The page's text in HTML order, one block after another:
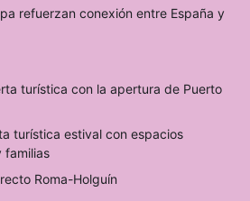
refuerzan conexión entre España y
turística con la apertura de Puerto
turística estival con espacios
familias
Roma-Holguín